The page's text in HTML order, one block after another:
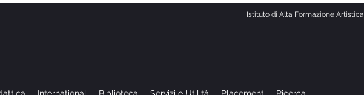
Istituto di Alta Formazione